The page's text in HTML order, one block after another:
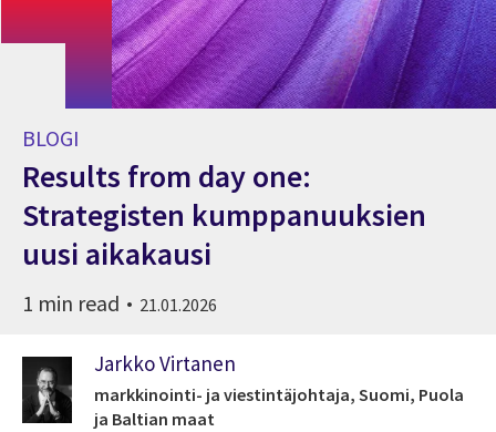
BLOGI
Results from day one:
Strategisten kumppanuuksien
uusi aikakausi
1 min read 21.01.2026
Jarkko Virtanen
markkinointi- ja viestintäjohtaja, Suomi, Puola
ja Baltian maat